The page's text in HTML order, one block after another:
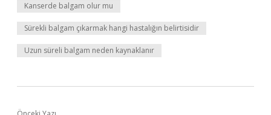
Kanserde balgam olur mu
Sürekli balgam çıkarmak hangi hastalığın belirtisidir
Uzun süreli balgam neden kaynaklanır